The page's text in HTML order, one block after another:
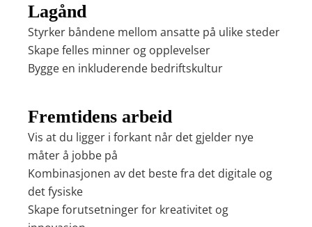
Lagånd
Styrker båndene mellom ansatte på ulike steder
Skape felles minner og opplevelser
Bygge en inkluderende bedriftskultur
Fremtidens arbeid
Vis at du ligger i forkant når det gjelder nye
måter å jobbe på
Kombinasjonen av det beste fra det digitale og
det fysiske
Skape forutsetninger for kreativitet og